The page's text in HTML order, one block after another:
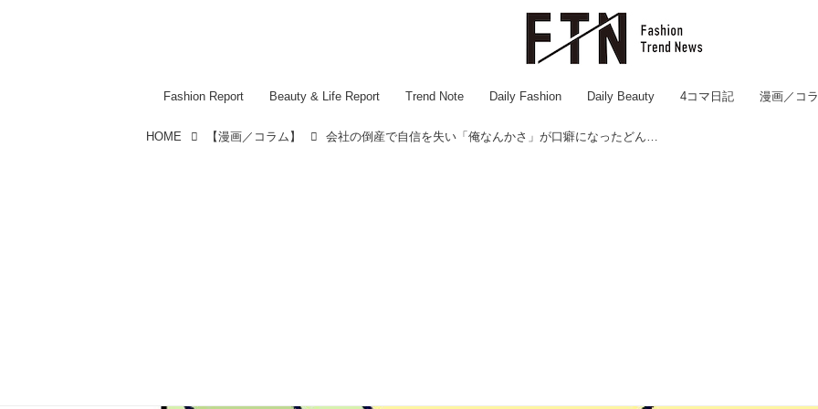
Fashion Report Beauty & Life Report Trend Note Daily Fashion Daily Beauty 4コマ日記 漫画／コ
HOME 【漫画／コラム】